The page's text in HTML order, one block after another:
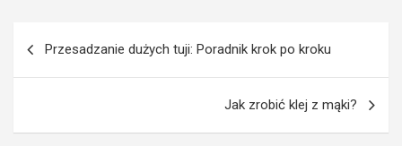
Przesadzanie dużych tuji: Poradnik krok po kroku
Jak zrobić klej z mąki?